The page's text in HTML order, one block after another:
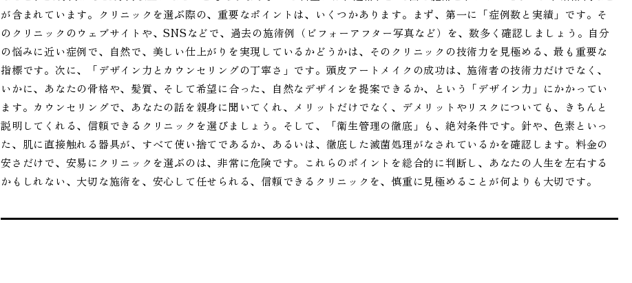
が含まれています。クリニックを選ぶ際の、重要なポイントは、いくつかあります。まず、第一に「症例数と実績」です。そ
のクリニックのウェブサイトや、SNSなどで、過去の施術例（ビフォーアフター写真など）を、数多く確認しましょう。自分
の悩みに近い症例で、自然で、美しい仕上がりを実現しているかどうかは、そのクリニックの技術力を見極める、最も重要な
指標です。次に、「デザイン力とカウンセリングの丁寧さ」です。頭皮アートメイクの成功は、施術者の技術力だけでなく、
いかに、あなたの骨格や、髪質、そして希望に合った、自然なデザインを提案できるか、という「デザイン力」にかかってい
ます。カウンセリングで、あなたの話を親身に聞いてくれ、メリットだけでなく、デメリットやリスクについても、きちんと
説明してくれる、信頼できるクリニックを選びましょう。そして、「衛生管理の徹底」も、絶対条件です。針や、色素といっ
た、肌に直接触れる器具が、すべて使い捨てであるか、あるいは、徹底した滅菌処理がなされているかを確認します。料金の
安さだけで、安易にクリニックを選ぶのは、非常に危険です。これらのポイントを総合的に判断し、あなたの人生を左右する
かもしれない、大切な施術を、安心して任せられる、信頼できるクリニックを、慎重に見極めることが何よりも大切です。